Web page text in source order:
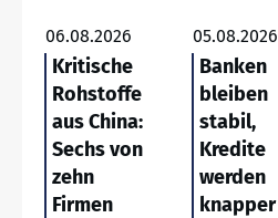
06.08.2026
Kritische
Rohstoffe
aus China:
Sechs von
zehn
Firmen
05.08.2026
Banken
bleiben
stabil,
Kredite
werden
knapper